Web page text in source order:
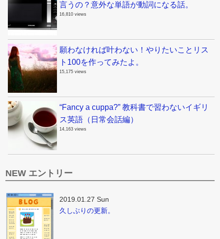
言うの？意外な単語が動詞になる話。
16,810 views
願わなければ叶わない！やりたいことリス
ト100を作ってみたよ。
15,175 views
“Fancy a cuppa?” 教科書で習わないイギリ
ス英語（日常会話編）
14,163 views
NEW エントリー
2019.01.27 Sun
久しぶりの更新。